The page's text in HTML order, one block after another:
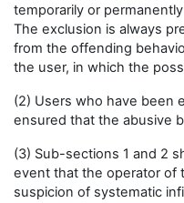
temporarily or
The exclusion is always
from the offending
the user, in which the
(2) Users who have been
ensured that the abusive
(3) Sub-sections 1 and 2
event that the operator of
suspicion of systematic